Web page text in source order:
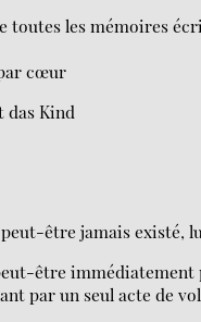
toutes les mémoires
cœur
das Kind
peut-être jamais existé,
être immédiatement
par un seul acte de